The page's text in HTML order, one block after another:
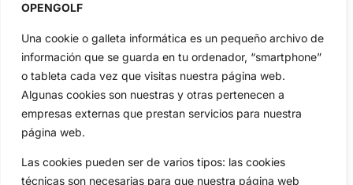
OPENGOLF
Una cookie o galleta informática es un pequeño archivo de
información que se guarda en tu ordenador, “smartphone”
o tableta cada vez que visitas nuestra página web.
Algunas cookies son nuestras y otras pertenecen a
empresas externas que prestan servicios para nuestra
página web.
Las cookies pueden ser de varios tipos: las cookies
técnicas son necesarias para que nuestra página web
Actualidad
Amateurs
Circuitos
Especiales
Reglas
Vídeos
De Interés
Compañía
Aviso Legal
Política de Cookies